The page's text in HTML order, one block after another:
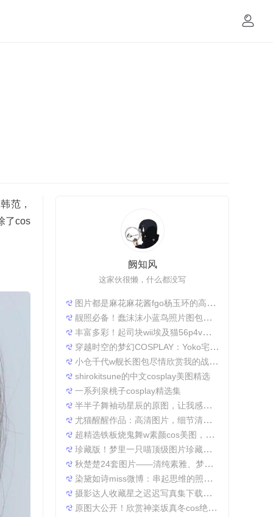
范，
了cos
阙知风
这家伙很懒，什么都没写
图片都是麻花麻花酱fgo杨玉环的高清照片，太好看了
靓照必备！蠢沫沫小蓝鸟照片图包合集
丰富多彩！起司块wii埃及猫56p4v照片精选大集合
穿越时空的梦幻COSPLAY：Yoko宅夏电子档图包
小仓千代w舰长图包尽情欣赏我的战场作品集
shirokitsune的中文cosplay美图精选
一系列泉桃子cosplay精选集
半半子舞袖动星辰的原图，让我感受到了摄影的魅力
尤猫醒醒作品：高清图片，细节清晰展现真实美。
超精选铁板烧鬼舞w素颜cos美图，一定不会让你失望
珍藏版！梦里一只喵顶级图片珍藏套装。
秋楚楚24套图片——清纯素雅、梦幻唯美，成就一张张经典美图。
染黛如诗miss微博：串起思维的照片收集
摄影达人收藏星之迟迟写真集下载，原图分享带来无限想象空间。
原图大公开！欣赏神楽坂真冬cos绝対服従的高清细节